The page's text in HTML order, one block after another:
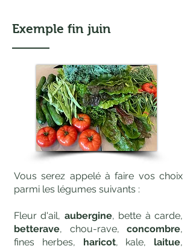
Exemple fin juin
Vous serez appelé à faire vos choix
parmi les légumes suivants :
Fleur d'ail, aubergine, bette à carde,
betterave, chou-rave, concombre,
fines herbes, haricot, kale, laitue,